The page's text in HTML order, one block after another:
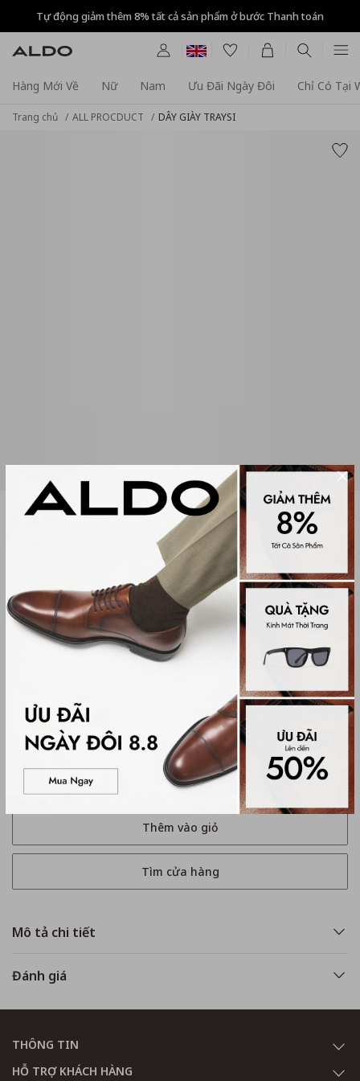
Tự động giảm thêm 8% tất cả sản phẩm ở bước Thanh toán
Hàng Mới Về Nữ Nam Ưu Đãi Ngày Đôi Chỉ Có Tại
Trang chủ ALL PROCDUCT DÂY GIÀY TRAYSI
DÂY GIÀY TRAYSI
(0 đánh giá)
Others
199,000₫ 450,000₫
Mô tả chi tiết
Đánh giá
Mua ngay
Thêm vào giỏ
Tìm cửa hàng
THÔNG TIN
HỖ TRỢ KHÁCH HÀNG